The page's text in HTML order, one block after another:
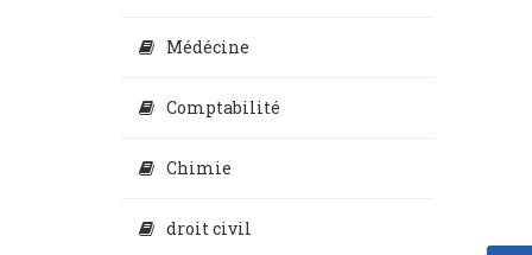
Médécine
Comptabilité
Chimie
droit civil